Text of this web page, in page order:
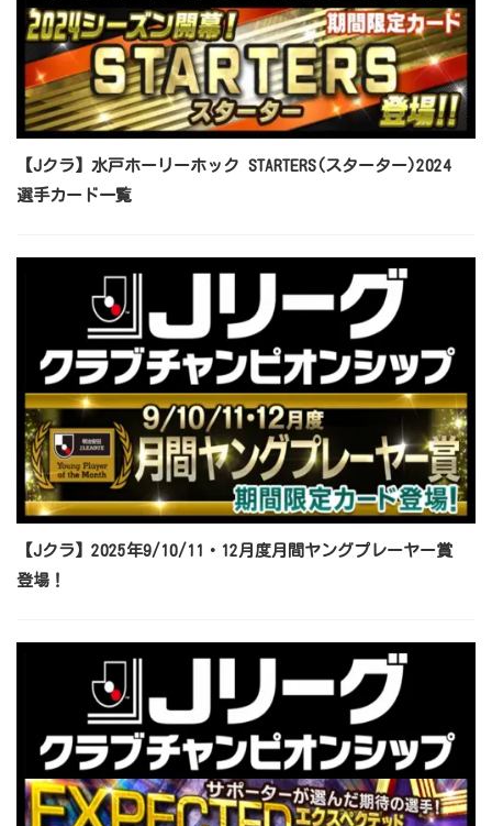
【Jクラ】水戸ホーリーホック STARTERS(スターター)2024
選手カード一覧
【Jクラ】2025年9/10/11・12月度月間ヤングプレーヤー賞
登場！